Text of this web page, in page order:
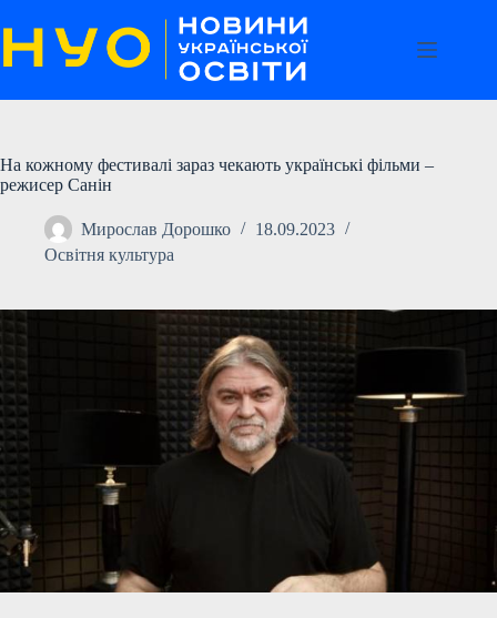
до
вмісту
На кожному фестивалі зараз чекають українські фільми –
режисер Санін
Мирослав Дорошко
18.09.2023
Освітня культура